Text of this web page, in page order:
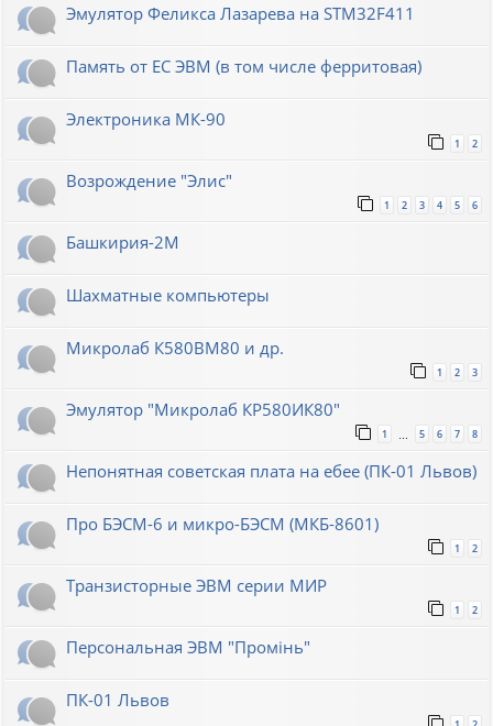
Эмулятор Феликса Лазарева на STM32F411
Память от ЕС ЭВМ (в том числе ферритовая)
Электроника МК-90
1 2
Возрождение "Элис"
1 2 3 4 5 6
Башкирия-2М
Шахматные компьютеры
Микролаб К580ВМ80 и др.
1 2 3
Эмулятор "Микролаб КР580ИК80"
1 … 5 6 7 8
Непонятная советская плата на ебее (ПК-01 Львов)
Про БЭСМ-6 и микро-БЭСМ (МКБ-8601)
1 2
Транзисторные ЭВМ серии МИР
1 2
Персональная ЭВМ "Промiнь"
ПК-01 Львов